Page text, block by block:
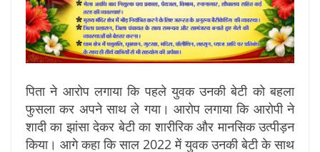
पिता ने आरोप लगाया कि पहले युवक उनकी बेटी को बहला
फुसला कर अपने साथ ले गया। आरोप लगाया कि आरोपी ने
शादी का झांसा देकर बेटी का शारीरिक और मानसिक उत्पीड़न
किया। आगे कहा कि साल 2022 में युवक उनकी बेटी के साथ